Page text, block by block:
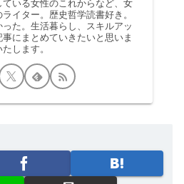
いる女性のこれからなど、女
イター。歴史哲学読書好き。
た。生活暮らし、スキルアッ
にまとめていきたいと思いま
します。